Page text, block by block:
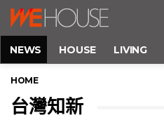
NEWS HOUSE LIVING
HOME
台灣知新